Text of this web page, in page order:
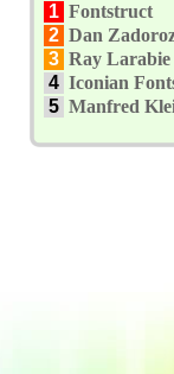
1 Fontstruct
2 Dan
3 Ray Larabie
4 Iconian
5 Manfred